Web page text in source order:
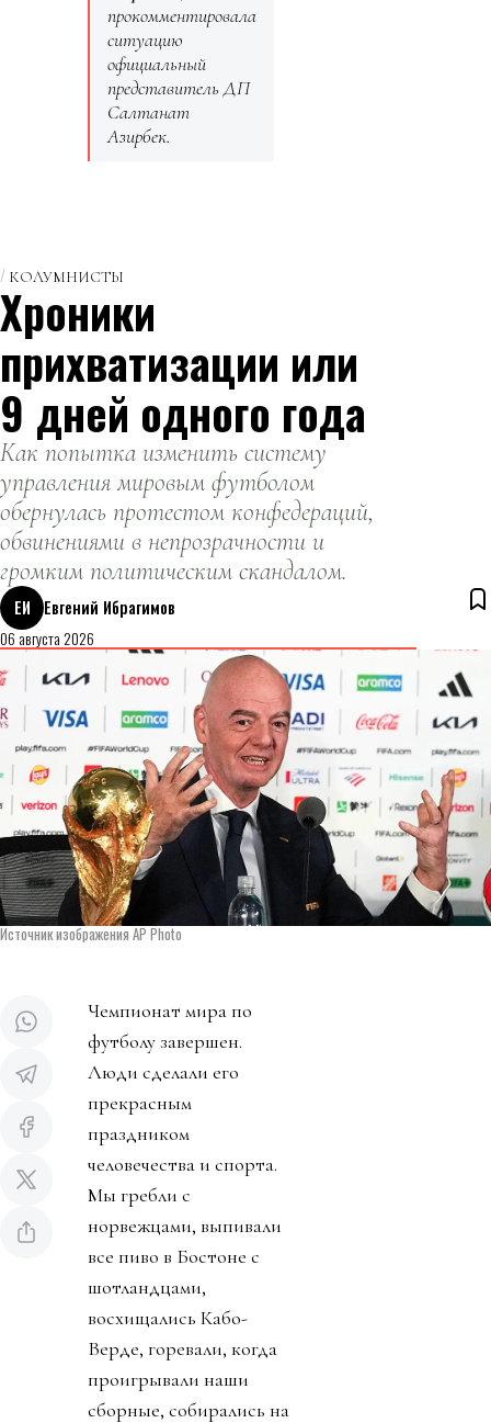
прокомментировала
ситуацию
официальный
представитель ДП
Салтанат
Азирбек.
КОЛУМНИСТЫ
Хроники
прихватизации или
9 дней одного года
Как попытка изменить систему
управления мировым футболом
обернулась протестом конфедераций,
обвинениями в непрозрачности и
громким политическим скандалом.
ЕИ
Евгений Ибрагимов
06 августа 2026
Источник изображения AP Photo
Чемпионат мира по
футболу завершен.
Люди сделали его
прекрасным
праздником
человечества и спорта.
Мы гребли с
норвежцами, выпивали
все пиво в Бостоне с
шотландцами,
восхищались Кабо-
Верде, горевали, когда
проигрывали наши
сборные, собирались на